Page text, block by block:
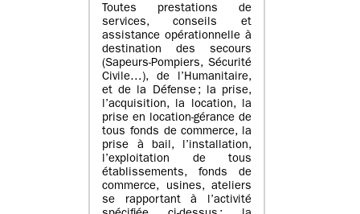
Toutes prestations de
services, conseils et
assistance opérationnelle à
destination des secours
(Sapeurs-Pompiers, Sécurité
Civile…), de l’Humanitaire,
et de la Défense ; la prise,
l’acquisition, la location, la
prise en location-gérance de
tous fonds de commerce, la
prise à bail, l’installation,
l’exploitation de tous
établissements, fonds de
commerce, usines, ateliers
se rapportant à l’activité